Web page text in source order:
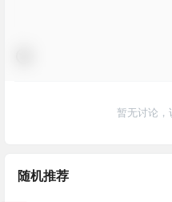
暂无讨论
随机推荐